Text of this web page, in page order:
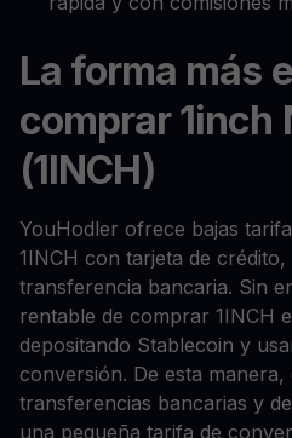
La forma más
comprar 1inch
(1INCH)
YouHodler ofrece bajas
1INCH con tarjeta de
transferencia bancaria. Sin
rentable de comprar 1INCH
depositando Stablecoin y
conversión. De esta manera,
transferencias bancarias y
una pequeña tarifa de